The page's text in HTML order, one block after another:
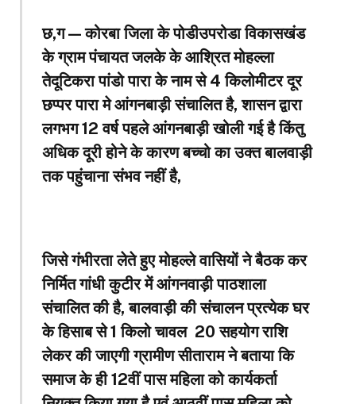
छ,ग — कोरबा जिला के पोडीउपरोडा विकासखंड
के ग्राम पंचायत जलके के आश्रित मोहल्ला
तेदूटिकरा पांडो पारा के नाम से 4 किलोमीटर दूर
छप्पर पारा मे आंगनबाड़ी संचालित है, शासन द्वारा
लगभग 12 वर्ष पहले आंगनबाड़ी खोली गई है किंतु
अधिक दूरी होने के कारण बच्चो का उक्त बालवाड़ी
तक पहुंचाना संभव नहीं है,
जिसे गंभीरता लेते हुए मोहल्ले वासियों ने बैठक कर
निर्मित गांधी कुटीर में आंगनवाड़ी पाठशाला
संचालित की है, बालवाड़ी की संचालन प्रत्येक घर
के हिसाब से 1 किलो चावल ₹ 20 सहयोग राशि
लेकर की जाएगी ग्रामीण सीताराम ने बताया कि
समाज के ही 12वीं पास महिला को कार्यकर्ता